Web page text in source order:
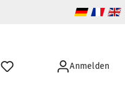
Anmelden